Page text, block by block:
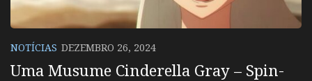
NOTÍCIAS DEZEMBRO 26, 2024
Uma Musume Cinderella Gray – Spin-